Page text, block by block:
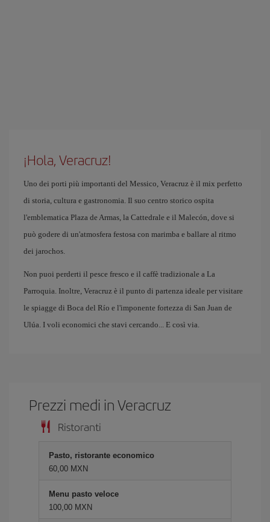
¡Hola, Veracruz!
Uno dei porti più importanti del Messico, Veracruz è il mix perfetto
di storia, cultura e gastronomia. Il suo centro storico ospita
l'emblematica Plaza de Armas, la Cattedrale e il Malecón, dove si
può godere di un'atmosfera festosa con marimba e ballare al ritmo
dei jarochos.
Non puoi perderti il pesce fresco e il caffè tradizionale a La
Parroquia. Inoltre, Veracruz è il punto di partenza ideale per visitare
le spiagge di Boca del Río e l'imponente fortezza di San Juan de
Ulúa. I voli economici che stavi cercando... E così via.
Prezzi medi in Veracruz
Ristoranti
Pasto, ristorante economico
60,00 MXN
Menu pasto veloce
100,00 MXN